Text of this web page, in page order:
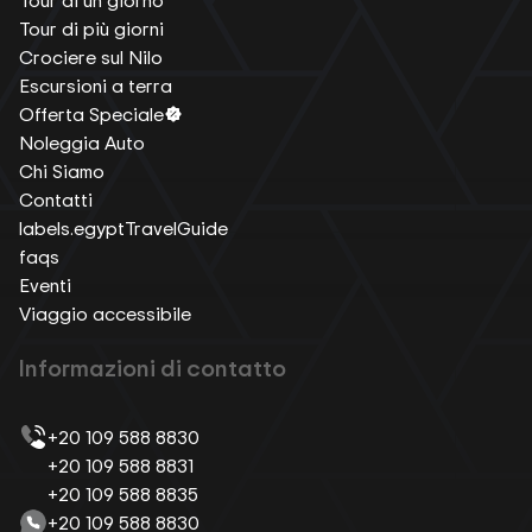
Tour di più giorni
Crociere sul Nilo
Escursioni a terra
Offerta Speciale
Noleggia Auto
Chi Siamo
Contatti
labels.egyptTravelGuide
faqs
Eventi
Viaggio accessibile
Informazioni di contatto
+20 109 588 8830
+20 109 588 8831
+20 109 588 8835
+20 109 588 8830